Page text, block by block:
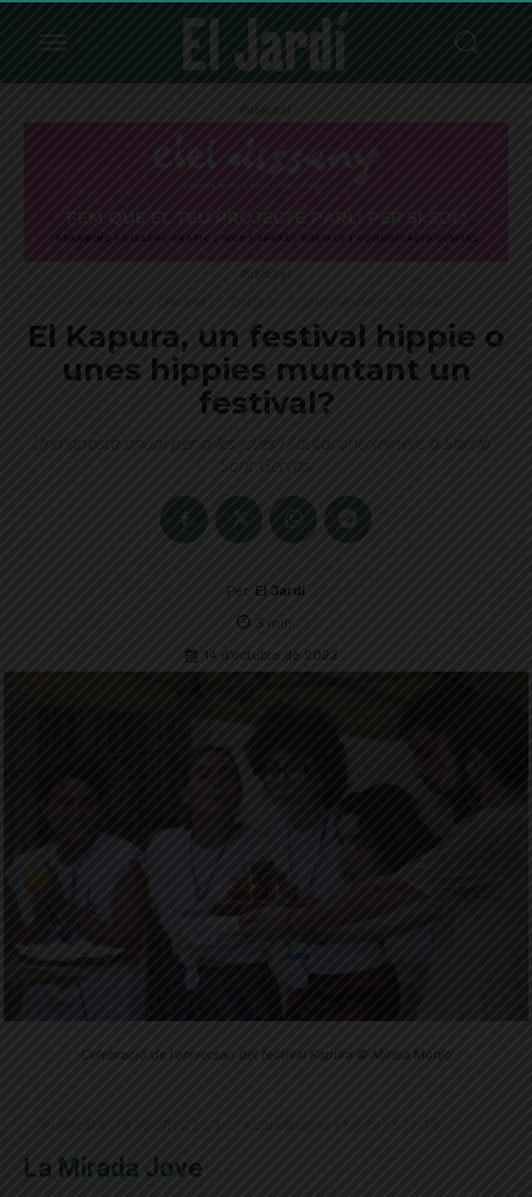
Publicitat
Publicitat
El Kapura, un festival hippie o
unes hippies muntant un
festival?
Una aposta anual per a les joves i l'autoconeixement a Sarrià -
Sant Gervasi
Per El Jardí
3 min.
14 d'octubre de 2022
Celebració de l'aniversari del festival Kapura © Mireia Monjo
La Mirada Jove